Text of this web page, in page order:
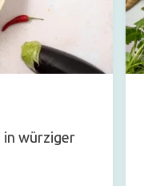
in würziger